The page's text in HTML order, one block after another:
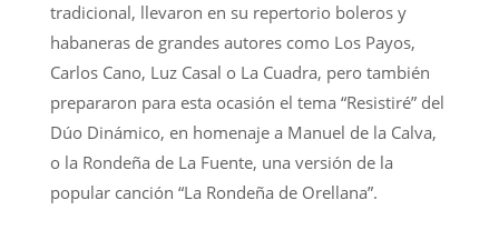
tradicional, llevaron en su repertorio boleros y
habaneras de grandes autores como Los Payos,
Carlos Cano, Luz Casal o La Cuadra, pero también
prepararon para esta ocasión el tema “Resistiré” del
Dúo Dinámico, en homenaje a Manuel de la Calva,
o la Rondeña de La Fuente, una versión de la
popular canción “La Rondeña de Orellana”.